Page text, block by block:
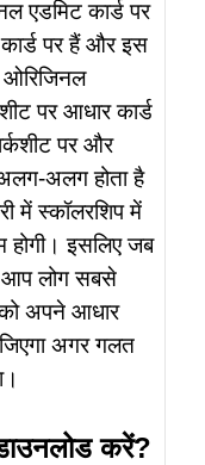
एडमिट कार्ड पर
पर हैं और इस
पर आधार कार्ड
पर और
अलग होता है
में स्कॉलरशिप में
होगी। इसलिए जब
आप लोग सबसे
अपने आधार
अगर गलत
करें?